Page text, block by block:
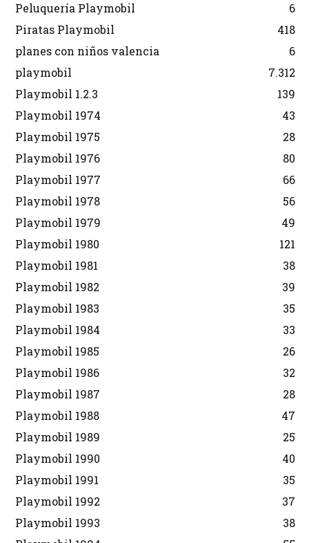
Peluquería Playmobil
6
Piratas Playmobil
418
planes con niños valencia
6
playmobil
7.312
Playmobil 1.2.3
139
Playmobil 1974
43
Playmobil 1975
28
Playmobil 1976
80
Playmobil 1977
66
Playmobil 1978
56
Playmobil 1979
49
Playmobil 1980
121
Playmobil 1981
38
Playmobil 1982
39
Playmobil 1983
35
Playmobil 1984
33
Playmobil 1985
26
Playmobil 1986
32
Playmobil 1987
28
Playmobil 1988
47
Playmobil 1989
25
Playmobil 1990
40
Playmobil 1991
35
Playmobil 1992
37
Playmobil 1993
38